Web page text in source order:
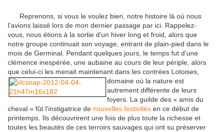
Reprenons, si vous le voulez bien, notre histoire là où nous
l'avions laissé lors de mon dernier passage par ici. Rappelez-
vous, nous étions à la sortie d'un hiver long et froid, alors que
notre groupe continuait son voyage, entrant de plain-pied dans le
mois de Germinal. Pendant quelques jours, le temps fut d'une
clémence inespérée, une aubaine au cours de leur périple, alors
que celui-ci les menait maintenant dans les contrées Lotoises,
domaine où la nature est
autrement différente de leurs
foyers. La guilde des « amis du
cheval » fût l'instigatrice de nouvelles festivités en ce début de
printemps. Ils découvrirent une fois de plus toute la richesse et
toutes les beautés de ces terroirs sauvages qui ont su préserver